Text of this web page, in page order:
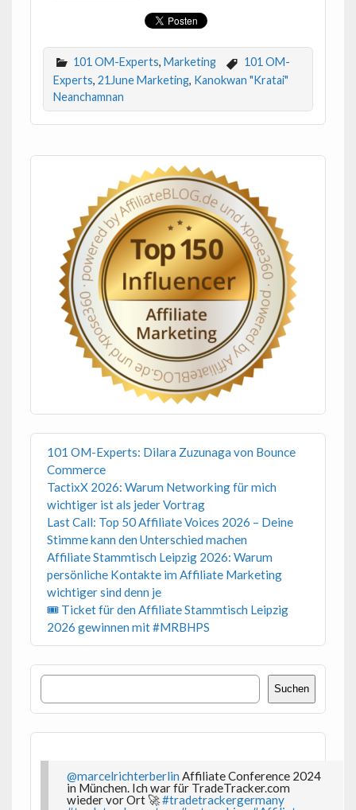
101 OM-Experts, Marketing
101 OM-
Experts, 21June Marketing, Kanokwan "Kratai"
Neanchamnan
101 OM-Experts: Dilara Zuzunaga von Bounce
Commerce
TactixX 2026: Warum Networking für mich
wichtiger ist als jeder Vortrag
Last Call: Top 50 Affiliate Voices 2026 – Deine
Stimme kann den Unterschied machen
Affiliate Stammtisch Leipzig 2026: Warum
persönliche Kontakte im Affiliate Marketing
wichtiger sind denn je
🎟 Ticket für den Affiliate Stammtisch Leipzig
2026 gewinnen mit #MRBHPS
Suchen
Suchen
@marcelrichterberlin Affiliate Conference 2024
in München. Ich war für TradeTracker.com
wieder vor Ort 🚀#tradetrackergermany